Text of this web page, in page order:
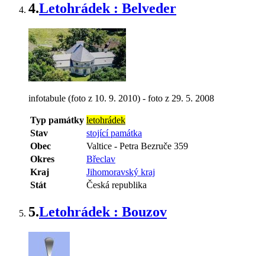
4.Letohrádek : Belveder
infotabule (foto z 10. 9. 2010) - foto z 29. 5. 2008
Typ památky letohrádek
Stav
stojící památka
Obec
Valtice - Petra Bezruče 359
Okres
Břeclav
Kraj
Jihomoravský kraj
Stát
Česká republika
5.Letohrádek : Bouzov